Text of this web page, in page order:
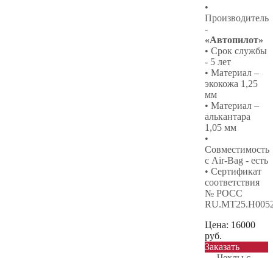
•
Производитель
-
«Автопилот»
• Срок службы
- 5 лет
• Материал –
экокожа 1,25
мм
• Материал –
алькантара
1,05 мм
•
Совместимость
с Air-Bag - есть
• Сертификат
соответствия
№ РОСС
Цена: 16000
руб.
Заказать